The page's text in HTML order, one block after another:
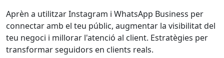
Aprèn a utilitzar Instagram i WhatsApp Business per
connectar amb el teu públic, augmentar la visibilitat del
teu negoci i millorar l'atenció al client. Estratègies per
transformar seguidors en clients reals.